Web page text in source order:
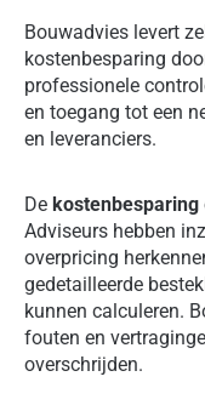
Bouwadvies levert
kostenbesparing
professionele
en toegang tot een
en leveranciers.
De kostenbesparing
Adviseurs hebben
overpricing
gedetailleerde
kunnen calculeren.
fouten en
overschrijden.